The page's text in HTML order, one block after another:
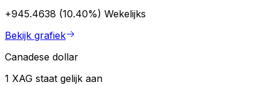
+945.4638 (10.40%) Wekelijks
Bekijk grafiek
Canadese dollar
1 XAG staat gelijk aan